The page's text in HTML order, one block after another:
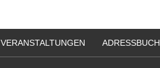
VERANSTALTUNGEN ADRESSBUCH